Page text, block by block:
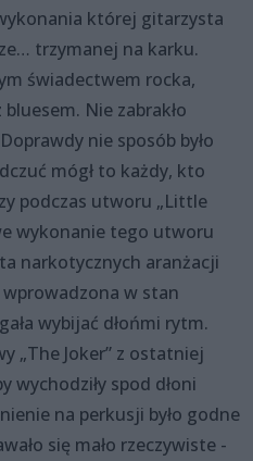
której gitarzysta
trzymanej na karku.
świadectwem rocka,
Nie zabrakło
nie sposób było
mógł to każdy, kto
podczas utworu „Little
wykonanie tego utworu
narkotycznych aranżacji
w stan
wybijać dłońmi rytm.
„The Joker” z ostatniej
wychodziły spod dłoni
na perkusji było godne
się mało rzeczywiste -